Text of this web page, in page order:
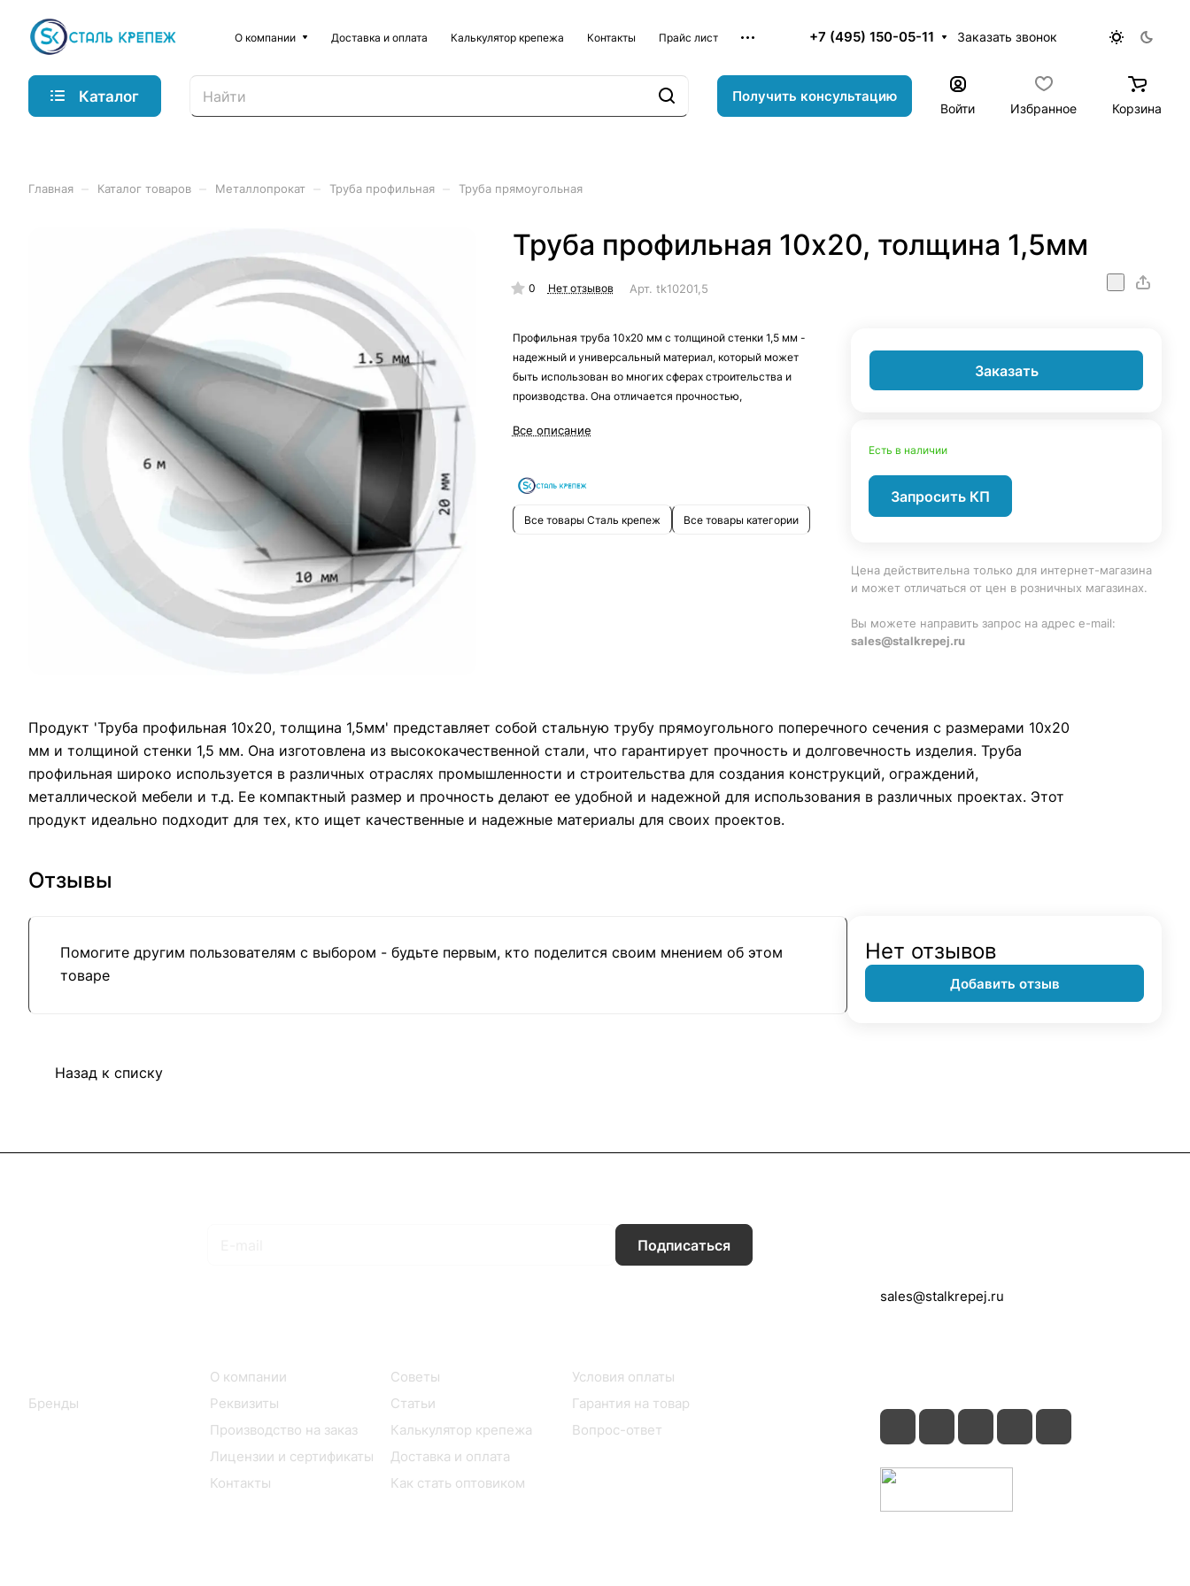
О компании Доставка и оплата Калькулятор крепежа Контакты Прайс лист +7 (495) 150-05-11 Заказать звонок
Каталог Получить консультацию
Войти Избранное Корзина
Главная Каталог товаров Металлопрокат Труба профильная Труба прямоугольная
Труба профильная 10х20, толщина 1,5мм
0 Нет отзывов Арт. tk10201,5
Профильная труба 10х20 мм с толщиной стенки 1,5 мм -
надежный и универсальный материал, который может
быть использован во многих сферах строительства и
производства. Она отличается прочностью,
Закажите эту трубу для своих проектов и получите
Все описание
Все товары Сталь крепеж Все товары категории
Заказать
Есть в наличии
Запросить КП
Цена действительна только для интернет-магазина
и может отличаться от цен в розничных магазинах.
Вы можете направить запрос на адрес e-mail:
sales@stalkrepej.ru
Продукт 'Труба профильная 10х20, толщина 1,5мм' представляет собой стальную трубу прямоугольного поперечного сечения с размерами 10х20
мм и толщиной стенки 1,5 мм. Она изготовлена из высококачественной стали, что гарантирует прочность и долговечность изделия. Труба
профильная широко используется в различных отраслях промышленности и строительства для создания конструкций, ограждений,
металлической мебели и т.д. Ее компактный размер и прочность делают ее удобной и надежной для использования в различных проектах. Этот
продукт идеально подходит для тех, кто ищет качественные и надежные материалы для своих проектов.
Отзывы
Помогите другим пользователям с выбором - будьте первым, кто поделится своим мнением об этом
товаре
Нет отзывов
Добавить отзыв
Назад к списку
Подписаться
Бренды
О компании
Реквизиты
Производство на заказ
Лицензии и сертификаты
Контакты
Советы
Статьи
Калькулятор крепежа
Доставка и оплата
Как стать оптовиком
Условия оплаты
Гарантия на товар
Вопрос-ответ
sales@stalkrepej.ru